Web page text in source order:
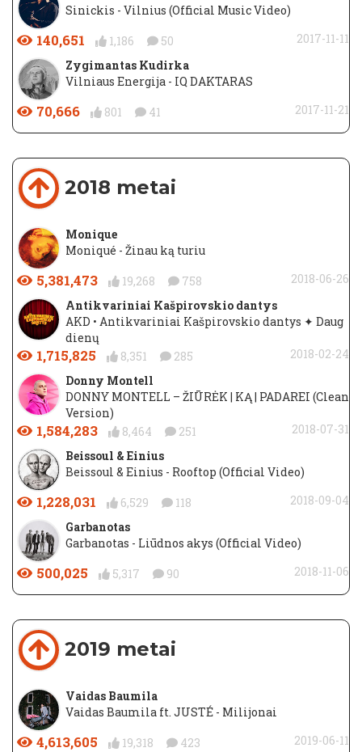
Sinickis - Vilnius (Official Music Video)
140,651 1,186 50
2017-11-11
Zygimantas Kudirka
Vilniaus Energija - IQ DAKTARAS
70,666 801 41 2017-11-21
2018 metai
Monique
Moniqué - Žinau ką turiu
5,381,473 19,268 758
2018-06-26
Antikvariniai Kašpirovskio dantys
AKD • Antikvariniai Kašpirovskio dantys ✦ Daug
dienų
1,715,825 8,351 285
2018-02-24
Donny Montell
DONNY MONTELL – ŽIŪRĖK | KĄ | PADAREI (Clean
Version)
1,584,283 8,464 251
2018-07-31
Beissoul & Einius
Beissoul & Einius - Rooftop (Official Video)
1,228,031 6,529 118
2018-09-04
Garbanotas
Garbanotas - Liūdnos akys (Official Video)
500,025 5,317 90 2018-11-06
2019 metai
Vaidas Baumila
Vaidas Baumila ft. JUSTÉ - Milijonai
4,613,605 19,318 423
2019-06-11